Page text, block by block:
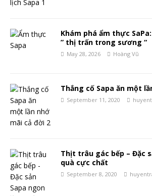
Khám phá ẩm thực
” thị trấn trong sương “
May 28, 2026 Hoàng Vũ
Thắng cố Sapa ăn một
September 11, 2020
Thịt trâu gác bếp – Đặc
quà cực chất
September 8, 2020